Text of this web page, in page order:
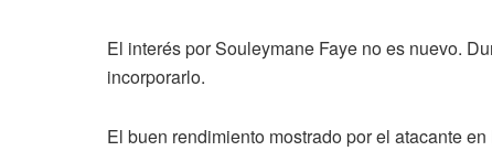
El interés por Souleymane Faye no es nuevo.
incorporarlo.
El buen rendimiento mostrado por el atacante